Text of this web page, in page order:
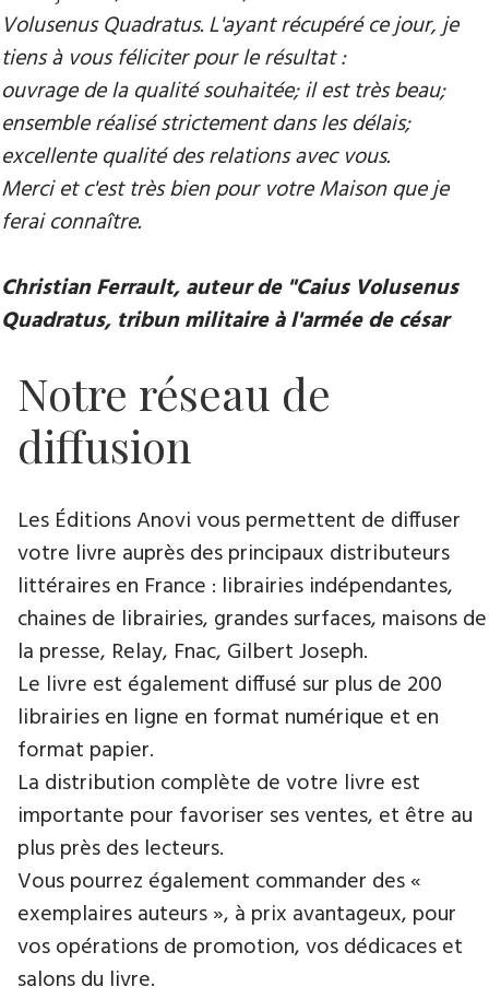
Volusenus Quadratus. L'ayant récupéré ce jour, je
tiens à vous féliciter pour le résultat :
ouvrage de la qualité souhaitée; il est très beau;
ensemble réalisé strictement dans les délais;
excellente qualité des relations avec vous.
Merci et c'est très bien pour votre Maison que je
ferai connaître.
Christian Ferrault, auteur de "Caius Volusenus
Quadratus, tribun militaire à l'armée de césar
Notre réseau de
diffusion
Les Éditions Anovi vous permettent de diffuser
votre livre auprès des principaux distributeurs
littéraires en France : librairies indépendantes,
chaines de librairies, grandes surfaces, maisons de
la presse, Relay, Fnac, Gilbert Joseph.
Le livre est également diffusé sur plus de 200
librairies en ligne en format numérique et en
format papier.
La distribution complète de votre livre est
importante pour favoriser ses ventes, et être au
plus près des lecteurs.
Vous pourrez également commander des «
exemplaires auteurs », à prix avantageux, pour
vos opérations de promotion, vos dédicaces et
salons du livre.